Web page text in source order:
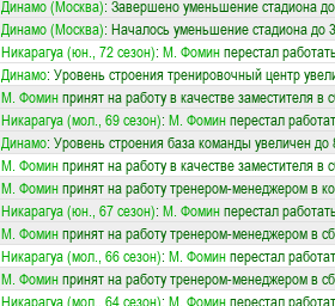
Динамо (Москва): Завершено уменьшение стадиона
Динамо (Москва): Началось уменьшение стадиона до
Никарагуа (юн., 72 сезон): М. Фоминперестал
Динамо: Уровень строения тренировочный центр
М. Фоминпринят на работу в качестве заместителя в
Никарагуа (мол., 69 сезон): М. Фоминперестал
Динамо: Уровень строения база команды увеличен до
М. Фоминпринят на работу в качестве заместителя в
М. Фоминпринят на работу тренером-менеджером в
Никарагуа (юн., 67 сезон): М. Фоминперестал
М. Фоминпринят на работу тренером-менеджером в
Никарагуа (мол., 66 сезон): М. Фоминперестал
М. Фоминпринят на работу тренером-менеджером в
Никарагуа (мол., 64 сезон): М. Фоминперестал